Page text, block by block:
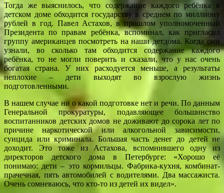
Тогда же выяснилось, что содержание каждого ребёнка в
детском доме обходится государству в среднем по миллиону
рублей в год. Павел Астахов, в прошлом уполномоченный
Президента по правам ребёнка, вспоминал, как пригласил
группу американцев посмотреть на наши детдома. Когда они
узнали, во сколько там обходится содержание каждого
ребёнка, то не могли поверить и сказали, что у нас очень
богатая страна. У них расходуется меньше, а результаты
неплохие – дети выходят во взрослую жизнь
подготовленными.
В нашем случае ни о какой подготовке нет и речи. По данным
Генеральной прокуратуры, подавляющее большинство
воспитанников детских домов не доживают до сорока лет по
причине наркотической или алкогольной зависимости,
суицида или криминала. Большая часть денег до детей не
доходит. Это тоже из Астахова, вспомнившего одну из
директоров детского дома в Петербурге: «Хорошо её
понимаю: дети – это кормильцы. Фабрика-кухня, комбинат-
прачечная, пять автомобилей с водителями. Два массажиста.
Очень сомневаюсь, что кто-то из детей их видел».